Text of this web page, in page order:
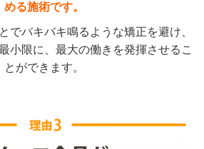
める施術です。
でバキバキ鳴るような矯正を避け、
小限に、最大の働きを発揮させるこ
とができます。